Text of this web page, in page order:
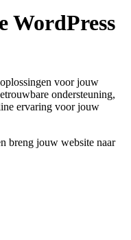
WordPress
voor jouw
ondersteuning,
ervaring voor jouw
breng jouw website naar